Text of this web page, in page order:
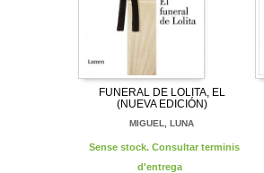
FUNERAL DE LOLITA, EL
(NUEVA EDICIÓN)
MIGUEL, LUNA
Sense stock. Consultar terminis
d'entrega